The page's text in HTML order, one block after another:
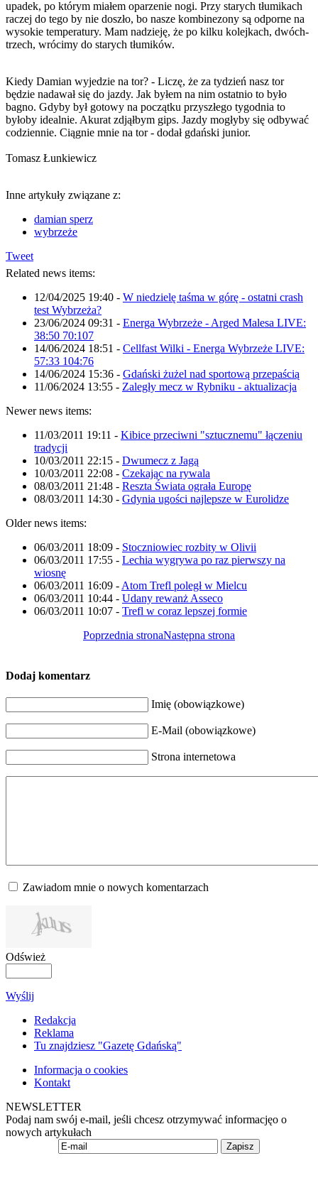
upadek, po którym miałem oparzenie nogi. Przy starych tłumikach
raczej do tego by nie doszło, bo nasze kombinezony są odporne na
wysokie temperatury. Mam nadzieję, że po kilku kolejkach, dwóch-
trzech, wrócimy do starych tłumików.
Kiedy Damian wyjedzie na tor? - Liczę, że za tydzień nasz tor
będzie nadawał się do jazdy. Jak byłem na nim ostatnio to było
bagno. Gdyby był gotowy na początku przyszłego tygodnia to
byłoby idealnie. Akurat zdjąłbym gips. Jazdy mogłyby się odbywać
codziennie. Ciągnie mnie na tor - dodał gdański junior.
Tomasz Łunkiewicz
Inne artykuły związane z:
damian sperz
wybrzeże
Tweet
Related news items:
12/04/2025 19:40 - W niedzielę taśma w górę - ostatni crash
test Wybrzeża?
23/06/2024 09:31 - Energa Wybrzeże - Arged Malesa LIVE:
38:50 70:107
14/06/2024 18:51 - Cellfast Wilki - Energa Wybrzeże LIVE:
57:33 104:76
14/06/2024 15:36 - Gdański żużel nad sportową przepaścią
11/06/2024 13:55 - Zaległy mecz w Rybniku - aktualizacja
Newer news items:
11/03/2011 19:11 - Kibice przeciwni "sztucznemu" łączeniu
tradycji
10/03/2011 22:15 - Dwumecz z Jagą
10/03/2011 22:08 - Czekając na rywala
08/03/2011 21:48 - Reszta Świata ograła Europę
08/03/2011 14:30 - Gdynia ugości najlepsze w Eurolidze
Older news items:
06/03/2011 18:09 - Stoczniowiec rozbity w Olivii
06/03/2011 17:55 - Lechia wygrywa po raz pierwszy na
wiosnę
06/03/2011 16:09 - Atom Trefl poległ w Mielcu
06/03/2011 10:44 - Udany rewanż Asseco
06/03/2011 10:07 - Trefl w coraz lepszej formie
Poprzednia stronaNastępna strona
Dodaj komentarz
Imię (obowiązkowe)
E-Mail (obowiązkowe)
Strona internetowa
Zawiadom mnie o nowych komentarzach
Odśwież
Wyślij
Redakcja
Reklama
Tu znajdziesz "Gazetę Gdańską"
Informacja o cookies
Kontakt
NEWSLETTER
Podaj nam swój e-mail, jeśli chcesz otrzymywać informacjęo o
nowych artykułach
Zapisz